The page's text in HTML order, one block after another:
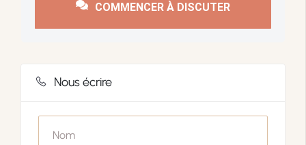
COMMENCER À DISCUTER
Nous écrire